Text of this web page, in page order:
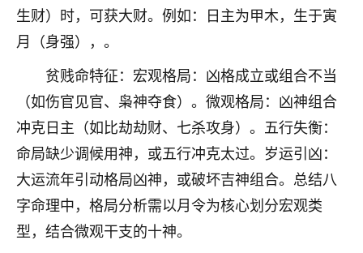
生财）时，可获大财。例如：日主为甲木，生于寅
月（身强），。
贫贱命特征：宏观格局：凶格成立或组合不当
（如伤官见官、枭神夺食）。微观格局：凶神组合
冲克日主（如比劫劫财、七杀攻身）。五行失衡：
命局缺少调候用神，或五行冲克太过。岁运引凶：
大运流年引动格局凶神，或破坏吉神组合。总结八
字命理中，格局分析需以月令为核心划分宏观类
型，结合微观干支的十神。
我身体不太好，总是病病殃殃的，去检查又没什么大
问题，反正就是不舒服。中医西医看遍了，找不到问
题，后来无意中看到有人推荐慧来老师，跟老师聊过
之后，心情豁然开朗，也听老师建议，处理了一些因
果问题。今年以来，身体比以前好多，主要是心情好
了，老师说境随心转，现在深有体会了。
鹿森：是的，其实跟老师聊过之后，最大的感
触，首先就是心态会变好，万般皆是命，半点
不由人！
1天前 来自四川 9